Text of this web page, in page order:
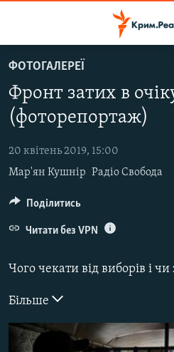
до
основного
матеріалу
Перейти
до
основної
навігації
Перейти
пошуку
ВОДА.КРИМ
ВІДЕО ТА ФОТО
ПОЛІТИКА
БЛОГИ
ПОГЛЯД
ІНТЕРВ'Ю
ДЕПОРТАЦІЯ
ВІДЕОУРОКИ «ELIFBE»
ЯК ОБІЙТИ БЛОКУВАННЯ
Русский
ФОТОГАЛЕРЕЇ
Фронт затих в
(фоторепортаж)
20 квітень 2019, 15:00
Мар'ян Кушнір Радіо Свобода
Більше
Поділитись
Читати без VPN